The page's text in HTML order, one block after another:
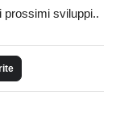
prossimi sviluppi..